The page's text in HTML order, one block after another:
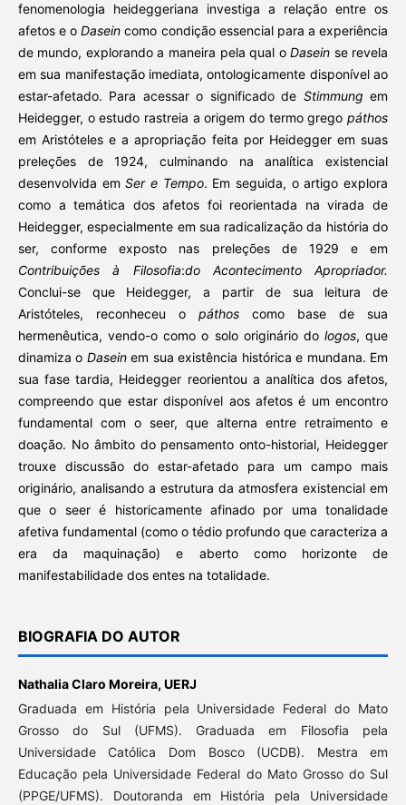
fenomenologia heideggeriana investiga a relação entre os
afetos e oDasein como condição essencial para a experiência
de mundo, explorando a maneira pela qual oDasein se revela
em sua manifestação imediata, ontologicamente disponível ao
estar-afetado. Para acessar o significado de Stimmung em
Heidegger, o estudo rastreia a origem do termo gregopáthos
em Aristóteles e a apropriação feita por Heidegger em suas
preleções de 1924, culminando na analítica existencial
desenvolvida emSer e Tempo. Em seguida, o artigo explora
como a temática dos afetos foi reorientada na virada de
Heidegger, especialmente em sua radicalização da história do
ser, conforme exposto nas preleções de 1929 e em
Contribuições à Filosofia:do Acontecimento Apropriador.
Conclui-se que Heidegger, a partir de sua leitura de
Aristóteles, reconheceu o páthos como base de sua
hermenêutica, vendo-o como o solo originário do logos, que
dinamiza o Daseinem sua existência histórica e mundana. Em
sua fase tardia, Heidegger reorientou a analítica dos afetos,
compreendo que estar disponível aos afetos é um encontro
fundamental com o seer, que alterna entre retraimento e
doação. No âmbito do pensamento onto-historial, Heidegger
trouxe discussão do estar-afetado para um campo mais
originário, analisando a estrutura da atmosfera existencial em
que o seer é historicamente afinado por uma tonalidade
afetiva fundamental (como o tédio profundo que caracteriza a
era da maquinação) e aberto como horizonte de
manifestabilidade dos entes na totalidade.
BIOGRAFIA DO AUTOR
Nathalia Claro Moreira, UERJ
Graduada em História pela Universidade Federal do Mato
Grosso do Sul (UFMS). Graduada em Filosofia pela
Universidade Católica Dom Bosco (UCDB). Mestra em
Educação pela Universidade Federal do Mato Grosso do Sul
(PPGE/UFMS). Doutoranda em História pela Universidade